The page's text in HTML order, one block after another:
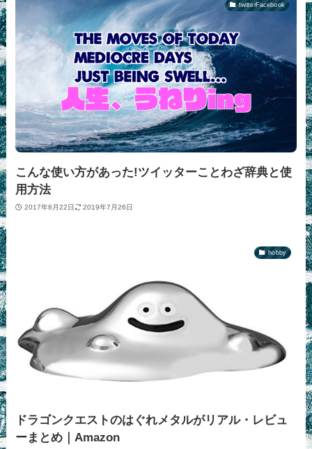
twitterFacebook
こんな使い方があった!ツイッターことわざ辞典と使
用方法
2017年8月22日 2019年7月26日
hobby
ドラゴンクエストのはぐれメタルがリアル・レビュ
ーまとめ｜Amazon